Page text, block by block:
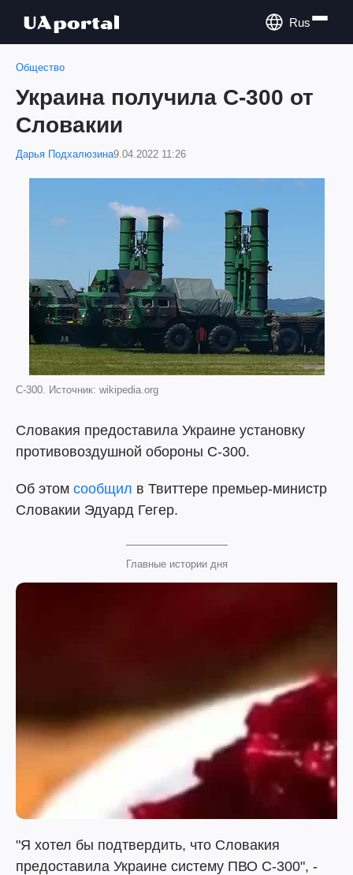
Rus
Общество
Украина получила С-300 от
Словакии
Дарья Подхалюзина9.04.2022 11:26
С-300. Источник: wikipedia.org
Словакия предоставила Украине установку
противовоздушной обороны С-300.
Об этом сообщил в Твиттере премьер-министр
Словакии Эдуард Гегер.
Главные истории дня
"Я хотел бы подтвердить, что Словакия
предоставила Украине систему ПВО С-300", -